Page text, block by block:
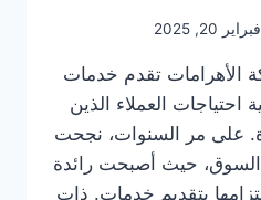
فبراير 20, 2025
الأهرامات تقدم خدمات
احتياجات العملاء الذين
على مر السنوات، نجحت
حيث أصبحت رائدة
بتقديم خدمات. ذات